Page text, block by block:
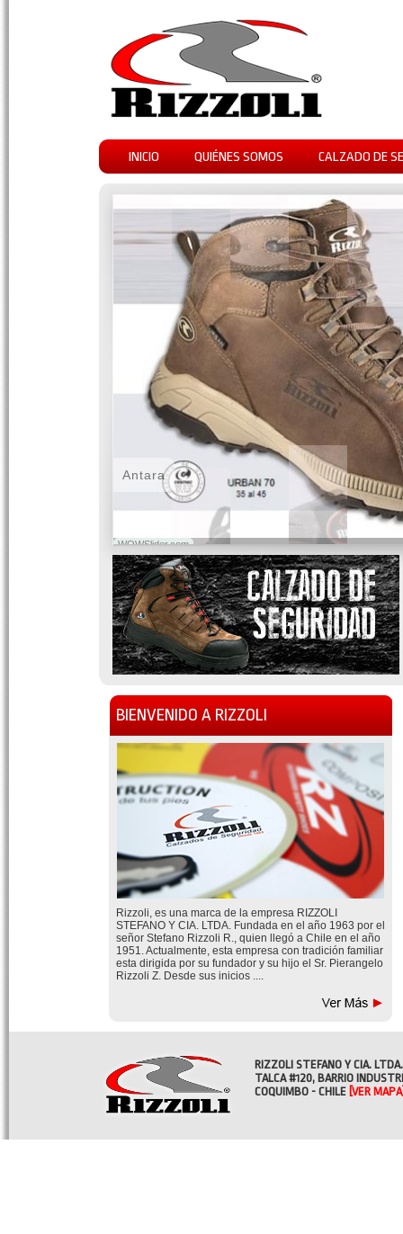
INICIO QUIÉNES SOMOS CALZADO DE
WOWSlider.com
Antara
BIENVENIDO A RIZZOLI
Rizzoli, es una marca de la empresa RIZZOLI
STEFANO Y CIA. LTDA. Fundada en el año 1963 por el
señor Stefano Rizzoli R., quien llegó a Chile en el año
1951. Actualmente, esta empresa con tradición familiar
esta dirigida por su fundador y su hijo el Sr. Pierangelo
Rizzoli Z. Desde sus inicios ....
RIZZOLI STEFANO Y CIA. LTDA.
TALCA #120, BARRIO
COQUIMBO - CHILE [VER